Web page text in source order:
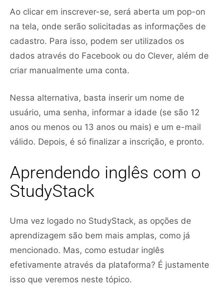
Ao clicar em inscrever-se, será aberta um pop-on
na tela, onde serão solicitadas as informações de
cadastro. Para isso, podem ser utilizados os
dados através do Facebook ou do Clever, além de
criar manualmente uma conta.
Nessa alternativa, basta inserir um nome de
usuário, uma senha, informar a idade (se são 12
anos ou menos ou 13 anos ou mais) e um e-mail
válido. Depois, é só finalizar a inscrição, e pronto.
Aprendendo inglês com o
StudyStack
Uma vez logado no StudyStack, as opções de
aprendizagem são bem mais amplas, como já
mencionado. Mas, como estudar inglês
efetivamente através da plataforma? É justamente
isso que veremos neste tópico.